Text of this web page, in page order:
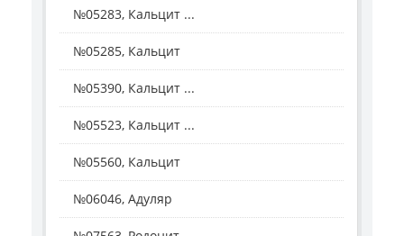
№05283, Кальцит ...
№05285, Кальцит
№05390, Кальцит ...
№05523, Кальцит ...
№05560, Кальцит
№06046, Адуляр